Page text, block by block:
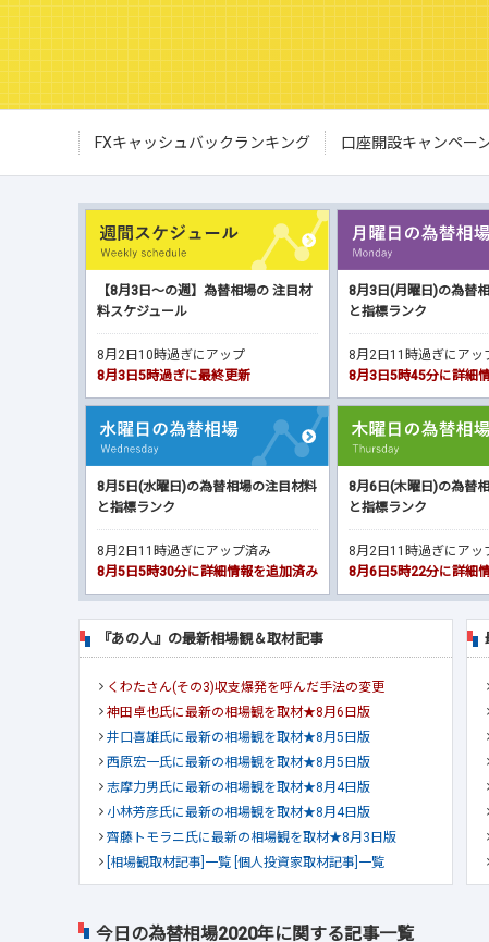
FXキャッシュバックランキング 口座開設キャンペー
【8月3日～の週】為替相場の 注目材
料スケジュール
8月2日10時過ぎにアップ
8月3日5時過ぎに最終更新
8月3日(月曜日)の為替
と指標ランク
8月2日11時過ぎにアッ
8月3日5時45分に詳細
8月5日(水曜日)の為替相場の注目材料
と指標ランク
8月2日11時過ぎにアップ済み
8月5日5時30分に詳細情報を追加済み
8月6日(木曜日)の為替
と指標ランク
8月2日11時過ぎにアッ
8月6日5時22分に詳細
『あの人』の最新相場観＆取材記事
くわたさん(その3)収支爆発を呼んだ手法の変更
神田卓也氏に最新の相場観を取材★8月6日版
井口喜雄氏に最新の相場観を取材★8月5日版
西原宏一氏に最新の相場観を取材★8月5日版
志摩力男氏に最新の相場観を取材★8月4日版
小林芳彦氏に最新の相場観を取材★8月4日版
齊藤トモラニ氏に最新の相場観を取材★8月3日版
[相場観取材記事]一覧 [個人投資家取材記事]一覧
今日の為替相場2020年に関する記事一覧